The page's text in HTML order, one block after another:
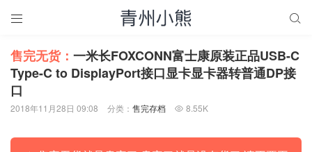
 
售完无货： 一米长FOXCONN富士康原装正品USB-C
Type-C to DisplayPort接口显卡显卡器转普通DP接
口
2018年11月28日 09:08 分类： 售完存档  8.55K